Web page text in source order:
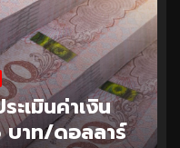
เมินค่าเงิน
บาท/ดอลลาร์